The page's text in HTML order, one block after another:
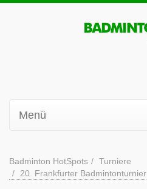
Menü
Badminton HotSpots
Turniere
20. Frankfurter Badmintonturnier